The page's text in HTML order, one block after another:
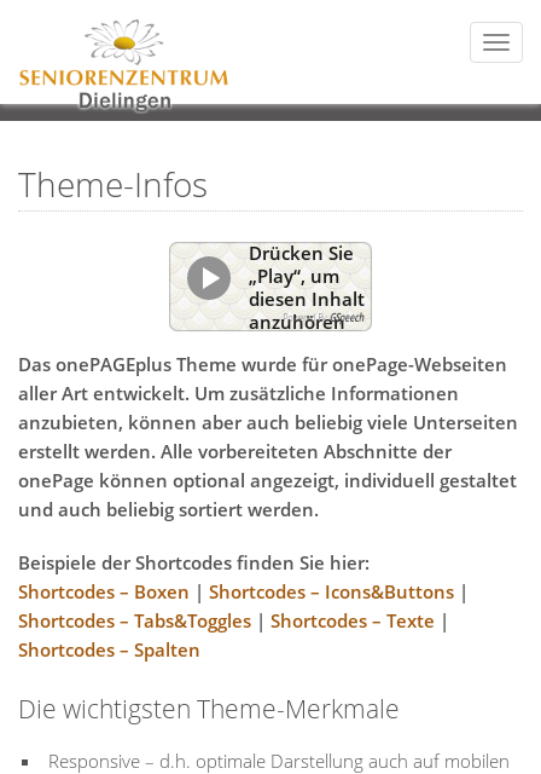
Theme-Infos
Drücken Sie
„Play“, um
diesen Inhalt
anzuhören
Powered By GSpeech
Das onePAGEplus Theme wurde für onePage-Webseiten
aller Art entwickelt. Um zusätzliche Informationen
anzubieten, können aber auch beliebig viele Unterseiten
erstellt werden. Alle vorbereiteten Abschnitte der
onePage können optional angezeigt, individuell gestaltet
und auch beliebig sortiert werden.
Beispiele der Shortcodes finden Sie hier:
Shortcodes – Boxen | Shortcodes – Icons&Buttons |
Shortcodes – Tabs&Toggles | Shortcodes – Texte |
Shortcodes – Spalten
Die wichtigsten Theme-Merkmale
Responsive – d.h. optimale Darstellung auch auf mobilen